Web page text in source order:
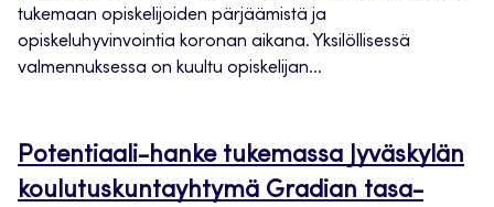
tukemaan opiskelijoiden pärjäämistä ja
opiskeluhyvinvointia koronan aikana. Yksilöllisessä
valmennuksessa on kuultu opiskelijan...
Potentiaali-hanke tukemassa Jyväskylän
koulutuskuntayhtymä Gradian tasa-